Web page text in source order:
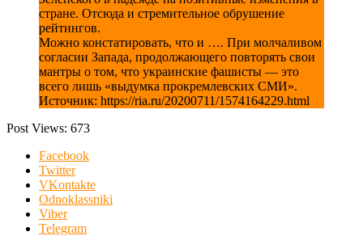
стране. Отсюда и стремительное обрушение
рейтингов.
Можно констатировать, что и …. При молчаливом
согласии Запада, продолжающего повторять свои
мантры о том, что украинские фашисты — это
всего лишь «выдумка прокремлевских СМИ».
Источник: https://ria.ru/20200711/1574164229.html
Post Views: 673
Facebook
Twitter
VKontakte
Odnoklassniki
Viber
Telegram